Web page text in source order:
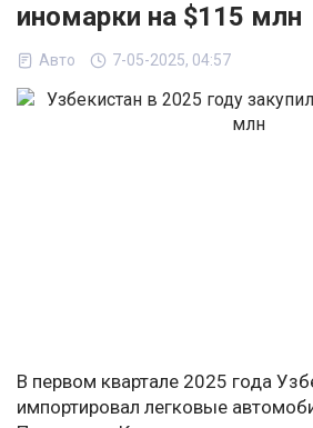
иномарки на $115 млн
Авто 7-05-2025, 04:57
В первом квартале 2025 года
импортировал легковые